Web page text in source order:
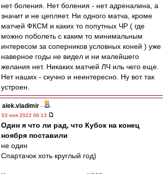
нет боления. Нет боления - нет адреналина, а
значит и не цепляет. Ни одного матча, кроме
матчей ФКСМ и каких то попутных ЧР ( где
можно поболеть с каким то минимальным
интересом за соперников условных коней ) уже
наверное годы не видел и ни малейшего
желания нет. Никаких матчей ЛЧ иль чего еще.
Нет наших - скучно и неинтересно. Ну вот так
устроен.
alek.vladimir -
03 ноя 2022 06:13
Один я что ли рад, что Кубок на конец
ноября поставили
не один
Спартачок хоть круглый год)